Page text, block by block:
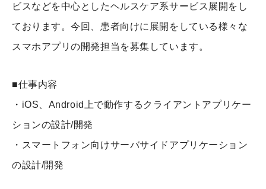
ビスなどを中心としたヘルスケア系サービス展開をし
ております。今回、患者向けに展開をしている様々な
スマホアプリの開発担当を募集しています。
■仕事内容
・iOS、Android上で動作するクライアントアプリケー
ションの設計/開発
・スマートフォン向けサーバサイドアプリケーション
の設計/開発